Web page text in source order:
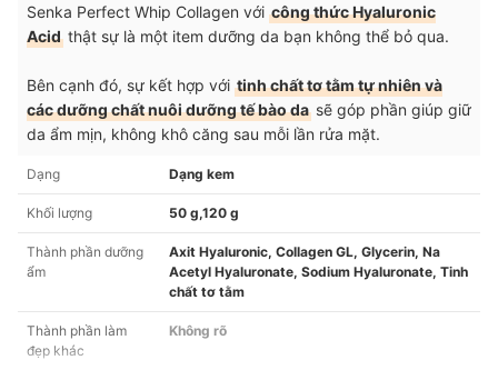
Senka Perfect Whip Collagen với công thức Hyaluronic
Acid thật sự là một item dưỡng da bạn không thể bỏ qua.
Bên cạnh đó, sự kết hợp với tinh chất tơ tằm tự nhiên và
các dưỡng chất nuôi dưỡng tế bào da sẽ góp phần giúp giữ
da ẩm mịn, không khô căng sau mỗi lần rửa mặt.
Dạng Dạng kem
Khối lượng 50 g,120 g
Thành phần dưỡng
ẩm
Axit Hyaluronic, Collagen GL, Glycerin, Na
Acetyl Hyaluronate, Sodium Hyaluronate, Tinh
chất tơ tằm
Thành phần làm
đẹp khác
Không rõ